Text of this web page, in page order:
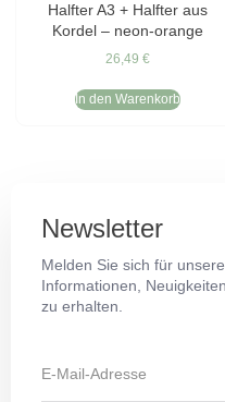
Halfter A3 + Halfter aus
Kordel – neon-orange
26,49 €
In den Warenkorb
Newsletter
Melden Sie sich für
Informationen,
zu erhalten.